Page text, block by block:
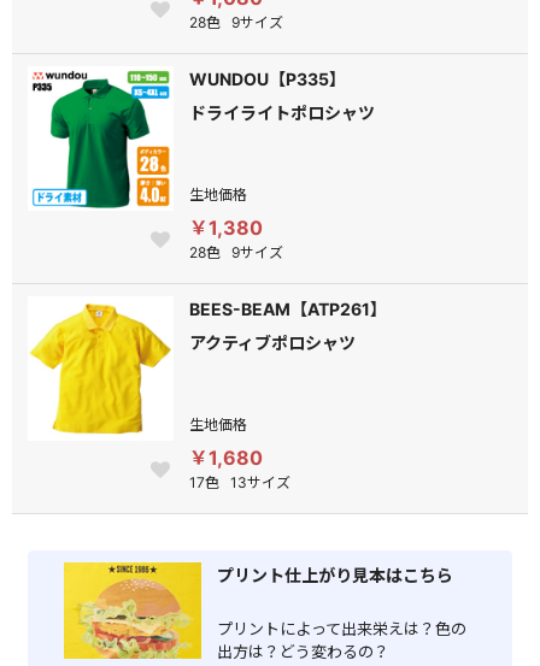
28色 9サイズ
WUNDOU【P335】
ドライライトポロシャツ
生地価格
￥1,380
28色 9サイズ
BEES-BEAM【ATP261】
アクティブポロシャツ
生地価格
￥1,680
17色 13サイズ
プリント仕上がり見本はこちら
プリントによって出来栄えは？色の
出方は？どう変わるの？